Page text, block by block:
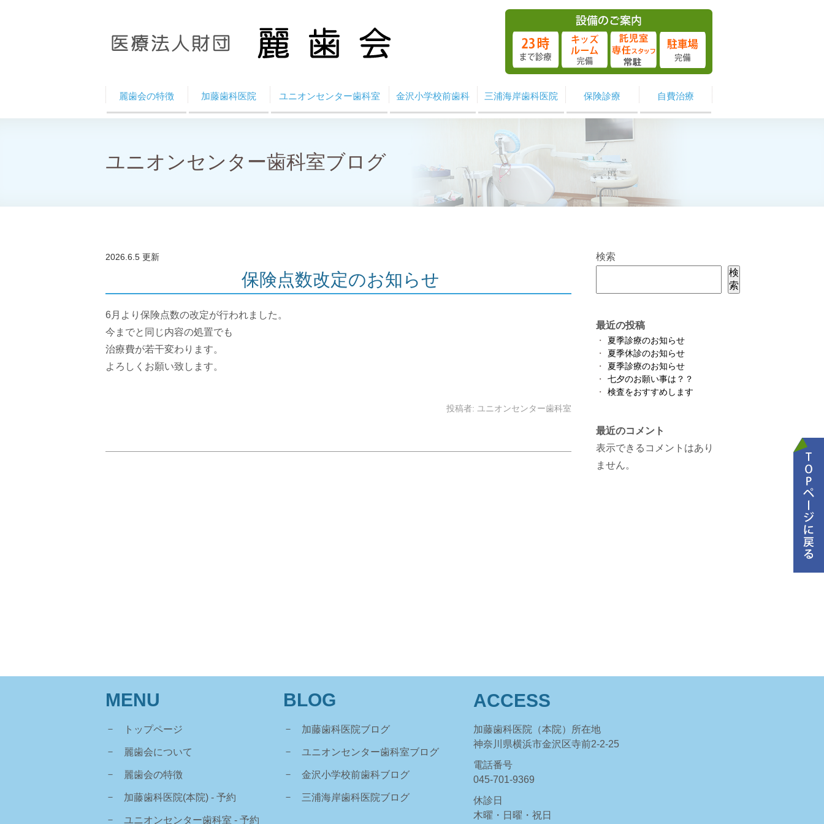
麗歯会の特徴 加藤歯科医院 ユニオンセンター歯科室 金沢小学校前歯科 三浦海岸歯科医院 保険診療 自費治療
ユニオンセンター歯科室ブログ
2026.6.5 更新
保険点数改定のお知らせ
6月より保険点数の改定が行われました。
今までと同じ内容の処置でも
治療費が若干変わります。
よろしくお願い致します。
投稿者: ユニオンセンター歯科室
検索
検
索
最近の投稿
夏季診療のお知らせ
夏季休診のお知らせ
夏季診療のお知らせ
七夕のお願い事は？？
検査をおすすめします
最近のコメント
表示できるコメントはあり
ません。
MENU
トップページ
麗歯会について
麗歯会の特徴
加藤歯科医院(本院) - 予約
ユニオンセンター歯科室 - 予約
BLOG
加藤歯科医院ブログ
ユニオンセンター歯科室ブログ
金沢小学校前歯科ブログ
三浦海岸歯科医院ブログ
ACCESS
加藤歯科医院（本院）所在地
神奈川県横浜市金沢区寺前2-2-25
電話番号
045-701-9369
休診日
木曜・日曜・祝日